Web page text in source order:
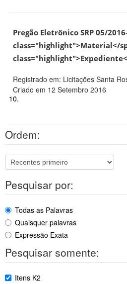
Pregão Eletrônico SRP 05/
class="highlight">Material</
Registrado em: Licitações Santa
Criado em 12 Setembro 2016
10.
Ordem:
Pesquisar por:
Todas as Palavras
Quaisquer palavras
Expressão Exata
Pesquisar somente:
Itens K2